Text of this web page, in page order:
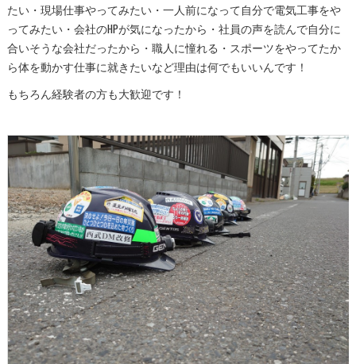
たい・現場仕事やってみたい・一人前になって自分で電気工事をや
ってみたい・会社のHPが気になったから・社員の声を読んで自分に
合いそうな会社だったから・職人に憧れる・スポーツをやってたか
ら体を動かす仕事に就きたいなど理由は何でもいいんです！
もちろん経験者の方も大歓迎です！